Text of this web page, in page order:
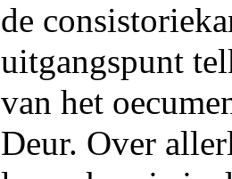
de
uitgangspunt
van het
Deur. Over